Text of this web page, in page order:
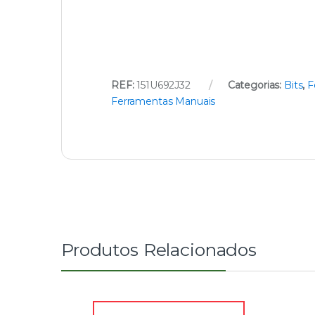
REF:151U692J32 Categorias: Bits,
Ferramentas Manuais
Produtos Relacionados